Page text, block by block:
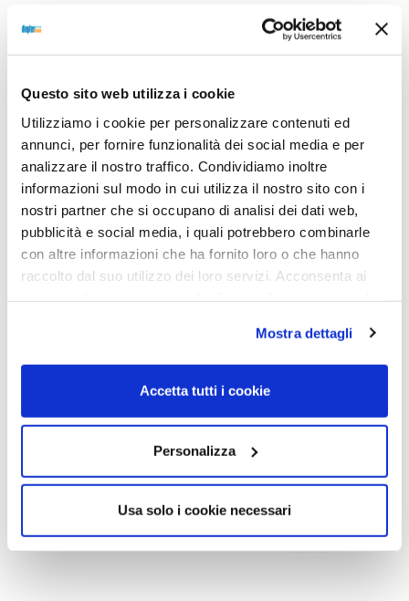
Questo sito web utilizza i cookie
Utilizziamo i cookie per personalizzare contenuti ed
annunci, per fornire funzionalità dei social media e per
analizzare il nostro traffico. Condividiamo inoltre
informazioni sul modo in cui utilizza il nostro sito con i
nostri partner che si occupano di analisi dei dati web,
pubblicità e social media, i quali potrebbero combinarle
con altre informazioni che ha fornito loro o che hanno
raccolto dal suo utilizzo dei loro servizi. Acconsenta ai
Mostra dettagli
Accetta tutti i cookie
Personalizza
Usa solo i cookie necessari
MASCHERE DA SCI
MASCHERA DA
SCI/SNOWBOARD ZEISS
INTERCHANGEABLE WHITE /
TRIFLECTION SILVER
230,00€ 169,00 €
MASCHERE DA SCI
MASCHERA DA
SCI/SNOWBOARD ZEISS
INTERCHANGEABLE WHITE /
SUPER BLUE
230,00€ 169,00
Read more